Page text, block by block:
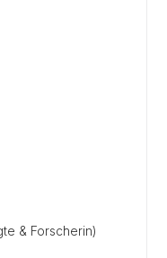
& Forscherin)